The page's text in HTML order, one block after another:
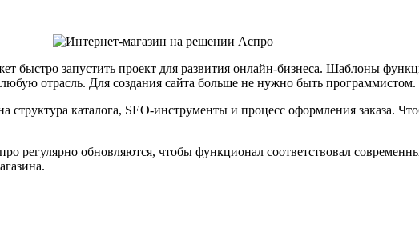
быстро запустить проект для развития онлайн-бизнеса. Шаблоны
отрасль. Для создания сайта больше не нужно быть программистом.
структура каталога, SEO-инструменты и процесс оформления заказа.
регулярно обновляются, чтобы функционал соответствовал